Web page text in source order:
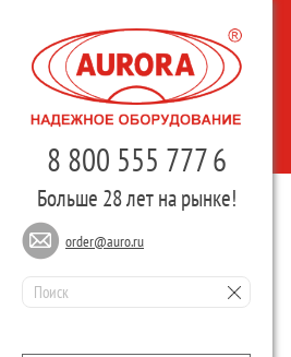
8 800 555 777 6
Больше 28 лет на рынке!
order@auro.ru